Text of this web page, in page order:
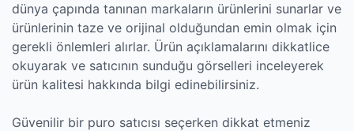
dünya çapında tanınan markaların ürünlerini sunarlar ve
ürünlerinin taze ve orijinal olduğundan emin olmak için
gerekli önlemleri alırlar. Ürün açıklamalarını dikkatlice
okuyarak ve satıcının sunduğu görselleri inceleyerek
ürün kalitesi hakkında bilgi edinebilirsiniz.
Güvenilir bir puro satıcısı seçerken dikkat etmeniz